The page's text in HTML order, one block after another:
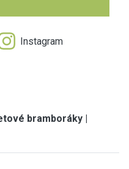
Instagram
bramboráky |